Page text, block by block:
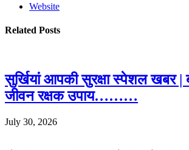
Website
Related Posts
सुर्खियां आपकी सुरक्षा स्पेशल खबर |
जीवन रक्षक उपाय………
July 30, 2026